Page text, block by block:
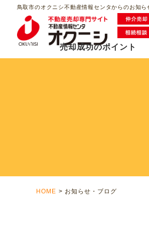
鳥取市のオクニシ不動産情報センタからのお知ら
売却成功のポイント
HOME お知らせ・ブログ